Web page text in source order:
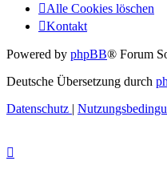
Alle Cookies löschen
Kontakt
Powered by phpBB® Forum
Deutsche Übersetzung durch
Datenschutz